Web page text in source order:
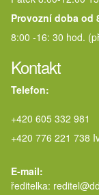
Provozní doba od
8:00 -16: 30 hod.
Kontakt
Telefon:
+420 605 332 981
+420 776 221 738
E-mail:
ředitelka: